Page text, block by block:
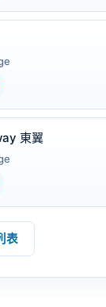
東翼
表